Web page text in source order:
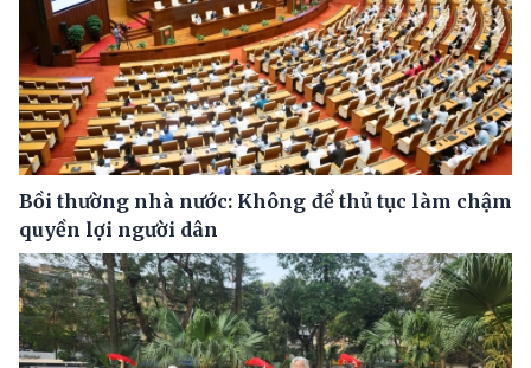
Bồi thường nhà nước: Không để thủ tục làm chậm
quyền lợi người dân